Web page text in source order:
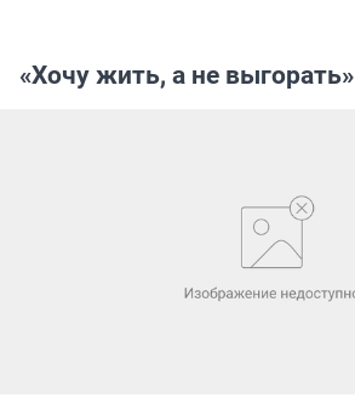
«Хочу жить, а не выгорать»